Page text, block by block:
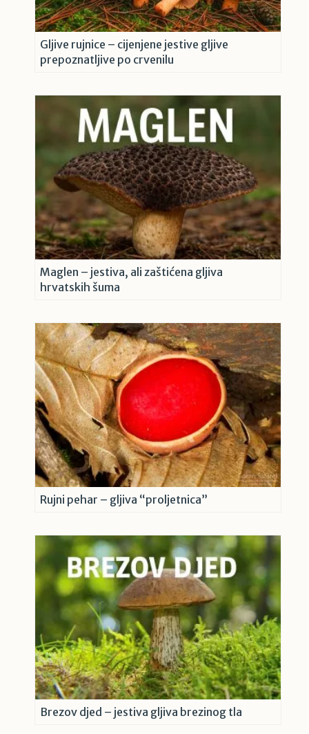
Gljive rujnice – cijenjene jestive gljive
prepoznatljive po crvenilu
Maglen – jestiva, ali zaštićena gljiva
hrvatskih šuma
Rujni pehar – gljiva “proljetnica”
Brezov djed – jestiva gljiva brezinog tla